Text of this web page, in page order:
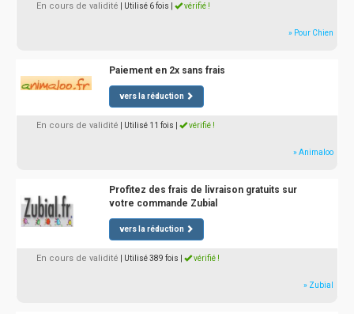
En cours de validité | Utilisé 6 fois vérifié !
» Pour Chien
Paiement en 2x sans frais
vers la réduction
En cours de validité | Utilisé 11 fois vérifié !
» Animaloo
Profitez des frais de livraison gratuits sur
votre commande Zubial
vers la réduction
En cours de validité | Utilisé 389 fois vérifié !
» Zubial